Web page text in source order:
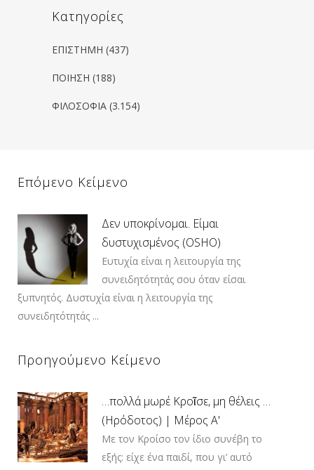
Kατηγορίες
ΕΠΙΣΤΗΜΗ (437)
ΠΟΙΗΣΗ (188)
ΦΙΛΟΣΟΦΙΑ (3.154)
Επόμενο Κείμενο
Δεν υποκρίνομαι. Είμαι
δυστυχισμένος (OSHO)
Ευτυχία είναι η λειτουργία της
συνειδητότητάς σου όταν είσαι
ξυπνητός. Δυστυχία είναι η λειτουργία της
συνειδητότητάς ...
Προηγούμενο Κείμενο
…πολλά μωρέ Κροῖσε, μη θέλεις …
(Ηρόδοτος) | Μέρος Α'
Με τον Κροίσο τον ίδιο συνέβη το
εξής: είχε ένα παιδί, που γι’ αυτό